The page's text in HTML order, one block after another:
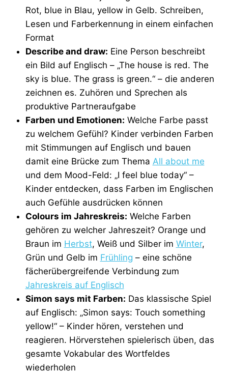
Rot, blue in Blau, yellow in Gelb. Schreiben,
Lesen und Farberkennung in einem einfachen
Format
Describe and draw: Eine Person beschreibt
ein Bild auf Englisch – „The house is red. The
sky is blue. The grass is green.“ – die anderen
zeichnen es. Zuhören und Sprechen als
produktive Partneraufgabe
Farben und Emotionen: Welche Farbe passt
zu welchem Gefühl? Kinder verbinden Farben
mit Stimmungen auf Englisch und bauen
damit eine Brücke zum Thema All about me
und dem Mood-Feld: „I feel blue today“ –
Kinder entdecken, dass Farben im Englischen
auch Gefühle ausdrücken können
Colours im Jahreskreis: Welche Farben
gehören zu welcher Jahreszeit? Orange und
Braun im Herbst, Weiß und Silber im Winter,
Grün und Gelb im Frühling – eine schöne
fächerübergreifende Verbindung zum
Jahreskreis auf Englisch
Simon says mit Farben: Das klassische Spiel
auf Englisch: „Simon says: Touch something
yellow!“ – Kinder hören, verstehen und
reagieren. Hörverstehen spielerisch üben, das
gesamte Vokabular des Wortfeldes
wiederholen